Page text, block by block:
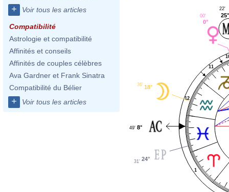
+ Voir tous les articles
Compatibilité
Astrologie et compatibilité
Affinités et conseils
Affinités de couples célèbres
Ava Gardner et Frank Sinatra
Compatibilité du Bélier
+ Voir tous les articles
1
11
12
25°
22'
0°
00'
18°
36'
8°
49'
24°
31'